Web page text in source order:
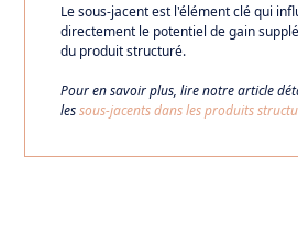
Le sous-jacent est l'élément clé qui
directement le potentiel de gain
du produit structuré.
Pour en savoir plus, lire notre article
lessous-jacents dans les produits